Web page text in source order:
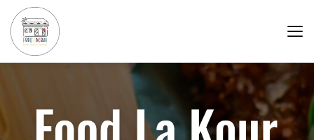
au
contenu
principal